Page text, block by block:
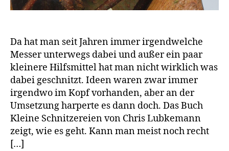
Da hat man seit Jahren immer irgendwelche
Messer unterwegs dabei und außer ein paar
kleinere Hilfsmittel hat man nicht wirklich was
dabei geschnitzt. Ideen waren zwar immer
irgendwo im Kopf vorhanden, aber an der
Umsetzung harperte es dann doch. Das Buch
Kleine Schnitzereien von Chris Lubkemann
zeigt, wie es geht. Kann man meist noch recht
[…]